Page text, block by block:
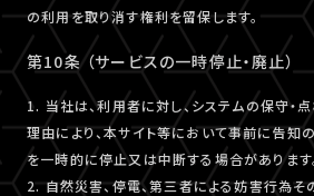
の利用を取り消す権利を留保します。
第10条 （サービスの一時停止・廃止）
1. 当社は、利用者に対し、システムの保守・
理由により、本サイト等において事前に告知
を一時的に停止又は中断する場合があります
2. 自然災害、停電、第三者による妨害行為